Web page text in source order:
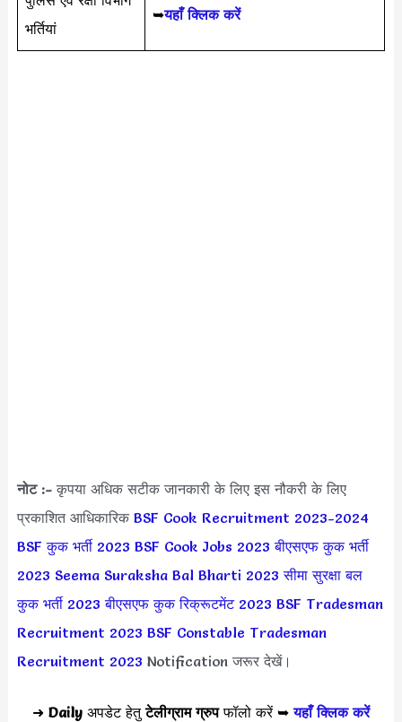
भर्तियां
➥यहाँ क्लिक करें
नोट :-कृपया अधिक सटीक जानकारी के लिए इस नौकरी के लिए
प्रकाशित आधिकारिक BSF Cook Recruitment 2023-2024
BSF कुक भर्ती 2023 BSF Cook Jobs 2023 बीएसएफ कुक भर्ती
2023 Seema Suraksha Bal Bharti 2023 सीमा सुरक्षा बल
कुक भर्ती 2023 बीएसएफ कुक रिक्रूटमेंट 2023 BSF Tradesman
Recruitment 2023 BSF Constable Tradesman
Recruitment 2023 Notification जरूर देखें।
➜ Daily अपडेट हेतुटेलीग्राम ग्रुपफॉलो करें ➥यहाँ क्लिक करें